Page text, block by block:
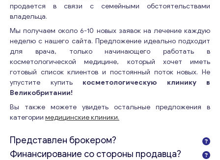
продается в связи с семейными обстоятельствами
владельца.
Мы получаем около 6-10 новых заявок на лечение каждую
неделю с нашего сайта. Предложение идеально подходит
для врача, только начинающего работать в
косметологической медицине, который хочет иметь
готовый список клиентов и постоянный поток новых. Не
упустите купить косметологическую клинику в
Великобритании!
Вы также можете увидеть остальные предложения в
категории медицинские клиники.
Представлен брокером?
Финансирование со стороны продавца?